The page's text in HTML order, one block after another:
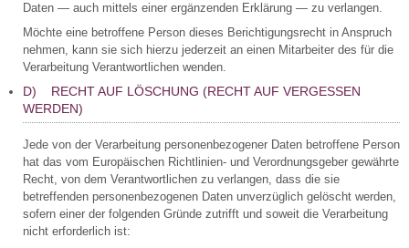
Daten — auch mittels einer ergänzenden Erklärung — zu verlangen.
Möchte eine betroffene Person dieses Berichtigungsrecht in Anspruch
nehmen, kann sie sich hierzu jederzeit an einen Mitarbeiter des für die
Verarbeitung Verantwortlichen wenden.
D) RECHT AUF LÖSCHUNG (RECHT AUF VERGESSEN
WERDEN)
Jede von der Verarbeitung personenbezogener Daten betroffene Person
hat das vom Europäischen Richtlinien- und Verordnungsgeber gewährte
Recht, von dem Verantwortlichen zu verlangen, dass die sie
betreffenden personenbezogenen Daten unverzüglich gelöscht werden,
sofern einer der folgenden Gründe zutrifft und soweit die Verarbeitung
nicht erforderlich ist: